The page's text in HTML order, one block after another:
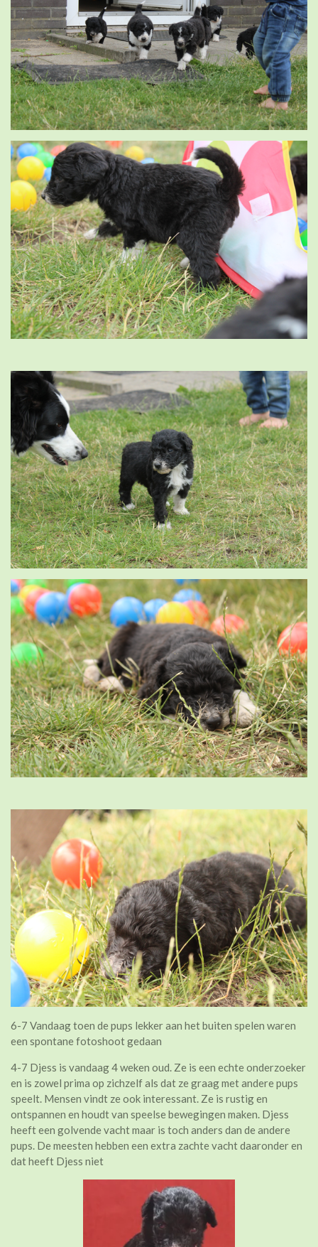
6-7 Vandaag toen de pups lekker aan het buiten spelen waren
een spontane fotoshoot gedaan
4-7 Djess is vandaag 4 weken oud. Ze is een echte onderzoeker
en is zowel prima op zichzelf als dat ze graag met andere pups
speelt. Mensen vindt ze ook interessant. Ze is rustig en
ontspannen en houdt van speelse bewegingen maken. Djess
heeft een golvende vacht maar is toch anders dan de andere
pups. De meesten hebben een extra zachte vacht daaronder en
dat heeft Djess niet